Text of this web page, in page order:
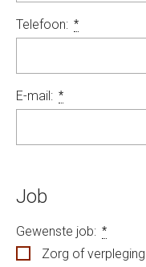
Telefoon: *
E-mail: *
Job
Gewenste job: *
Zorg of verpleging